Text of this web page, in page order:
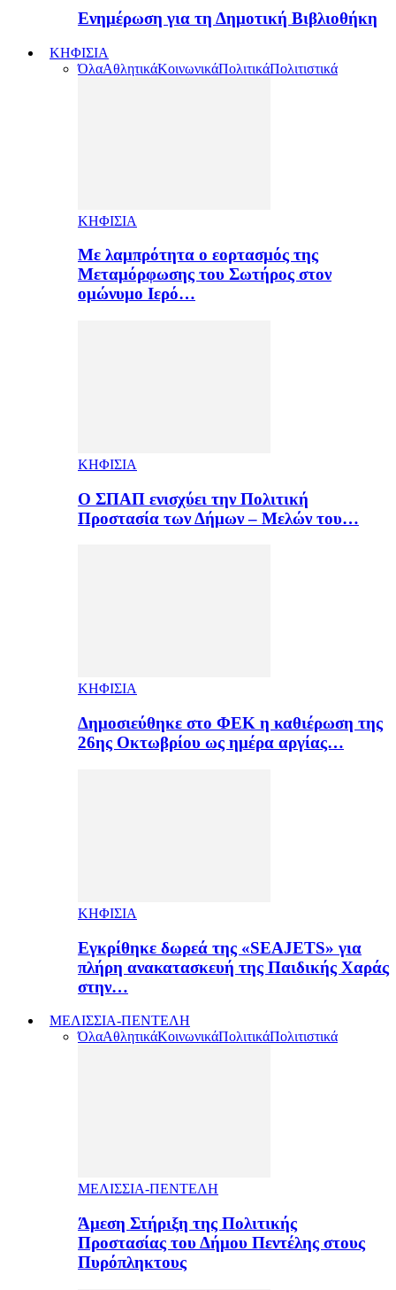
Ενημέρωση για τη Δημοτική Βιβλιοθήκη
ΚΗΦΙΣΙΑ
ΌλαΑθλητικάΚοινωνικάΠολιτικάΠολιτιστικά
ΚΗΦΙΣΙΑ
Με λαμπρότητα ο εορτασμός της
Μεταμόρφωσης του Σωτήρος στον
ομώνυμο Ιερό…
ΚΗΦΙΣΙΑ
Ο ΣΠΑΠ ενισχύει την Πολιτική
Προστασία των Δήμων – Μελών του…
ΚΗΦΙΣΙΑ
Δημοσιεύθηκε στο ΦΕΚ η καθιέρωση της
26ης Οκτωβρίου ως ημέρα αργίας…
ΚΗΦΙΣΙΑ
Εγκρίθηκε δωρεά της «SEAJETS» για
πλήρη ανακατασκευή της Παιδικής Χαράς
στην…
ΜΕΛΙΣΣΙΑ-ΠΕΝΤΕΛΗ
ΌλαΑθλητικάΚοινωνικάΠολιτικάΠολιτιστικά
ΜΕΛΙΣΣΙΑ-ΠΕΝΤΕΛΗ
Άμεση Στήριξη της Πολιτικής
Προστασίας του Δήμου Πεντέλης στους
Πυρόπληκτους